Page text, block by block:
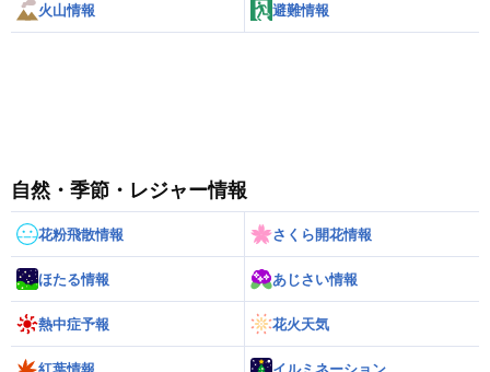
火山情報 避難情報
自然・季節・レジャー情報
花粉飛散情報 さくら開花情報
ほたる情報 あじさい情報
熱中症予報 花火天気
紅葉情報 イルミネーション